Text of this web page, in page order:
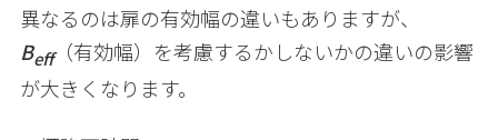
異なるのは扉の有効幅の違いもありますが、
Beff（有効幅）を考慮するかしないかの違いの影響
が大きくなります。